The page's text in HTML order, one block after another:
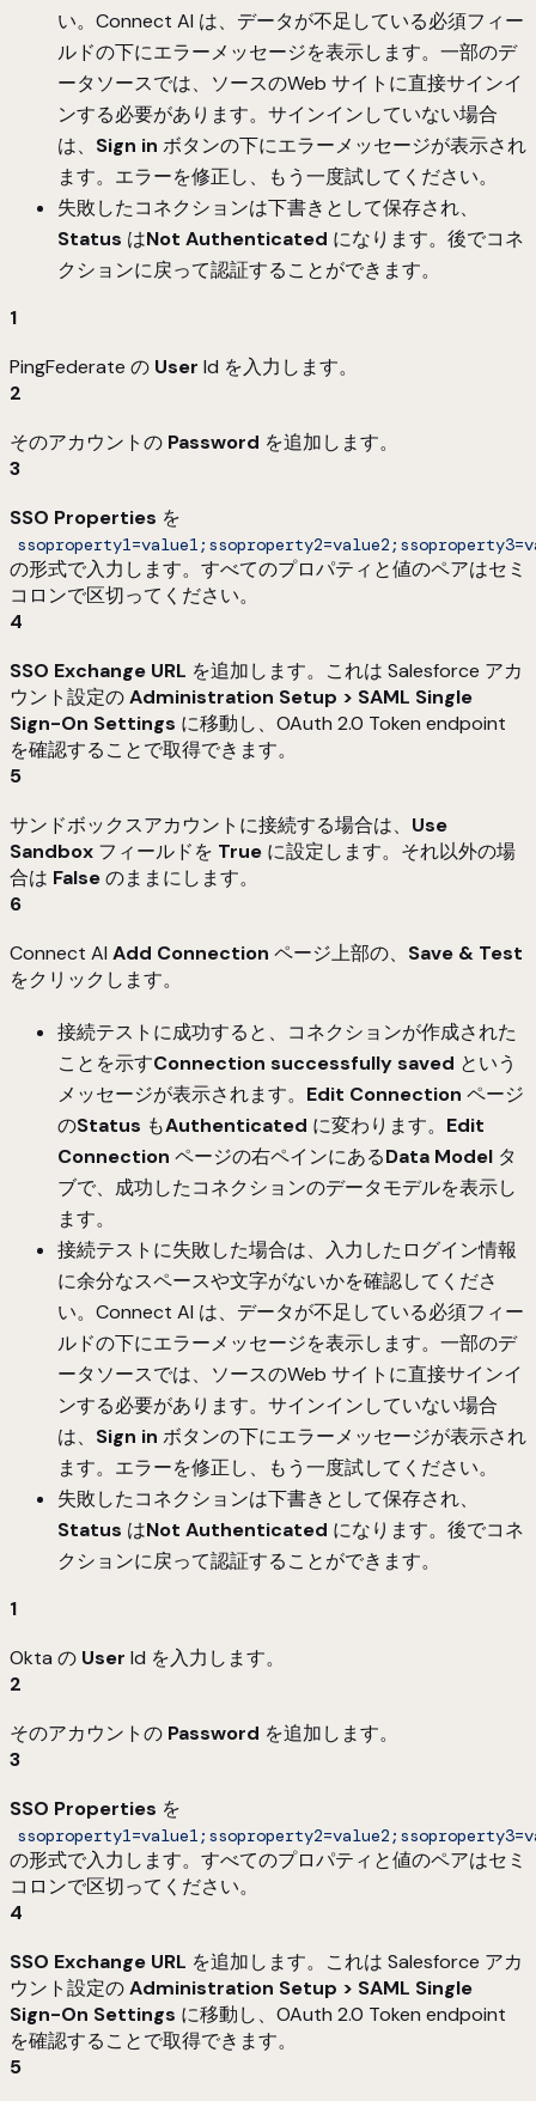
い。Connect AI は、データが不足している必須フィー
ルドの下にエラーメッセージを表示します。一部のデ
ータソースでは、ソースのWeb サイトに直接サインイ
ンする必要があります。サインインしていない場合
は、 Sign in ボタンの下にエラーメッセージが表示され
ます。エラーを修正し、もう一度試してください。
失敗したコネクションは下書きとして保存され、
Status はNot Authenticated になります。後でコネ
クションに戻って認証することができます。
1
PingFederate の User Id を入力します。
2
そのアカウントの Password を追加します。
3
SSO Properties を
の形式で入力します。すべてのプロパティと値のペアはセミ
コロンで区切ってください。
4
SSO Exchange URL を追加します。これは Salesforce アカ
ウント設定のAdministration Setup > SAML Single
Sign-On Settings に移動し、OAuth 2.0 Token endpoint
を確認することで取得できます。
5
サンドボックスアカウントに接続する場合は、 Use
Sandbox フィールドを True に設定します。それ以外の場
合は Falseのままにします。
6
Connect AI Add Connection ページ上部の、 Save & Test
をクリックします。
接続テストに成功すると、コネクションが作成された
ことを示すConnection successfully saved という
メッセージが表示されます。 Edit Connection ページ
のStatus もAuthenticated に変わります。 Edit
Connection ページの右ペインにあるData Model タ
ブで、成功したコネクションのデータモデルを表示し
ます。
接続テストに失敗した場合は、入力したログイン情報
に余分なスペースや文字がないかを確認してくださ
い。Connect AI は、データが不足している必須フィー
ルドの下にエラーメッセージを表示します。一部のデ
ータソースでは、ソースのWeb サイトに直接サインイ
ンする必要があります。サインインしていない場合
は、 Sign in ボタンの下にエラーメッセージが表示され
ます。エラーを修正し、もう一度試してください。
失敗したコネクションは下書きとして保存され、
Status はNot Authenticated になります。後でコネ
クションに戻って認証することができます。
1
Okta の User Id を入力します。
2
そのアカウントの Password を追加します。
3
SSO Properties を
の形式で入力します。すべてのプロパティと値のペアはセミ
コロンで区切ってください。
4
SSO Exchange URL を追加します。これは Salesforce アカ
ウント設定のAdministration Setup > SAML Single
Sign-On Settings に移動し、OAuth 2.0 Token endpoint
を確認することで取得できます。
5